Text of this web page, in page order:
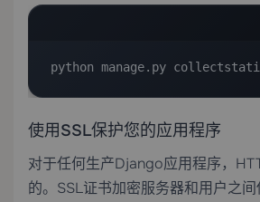
python manage.py
使用SSL保护您的应用程序
对于任何生产Django应用程序，
的。 SSL证书加密服务器和用户之